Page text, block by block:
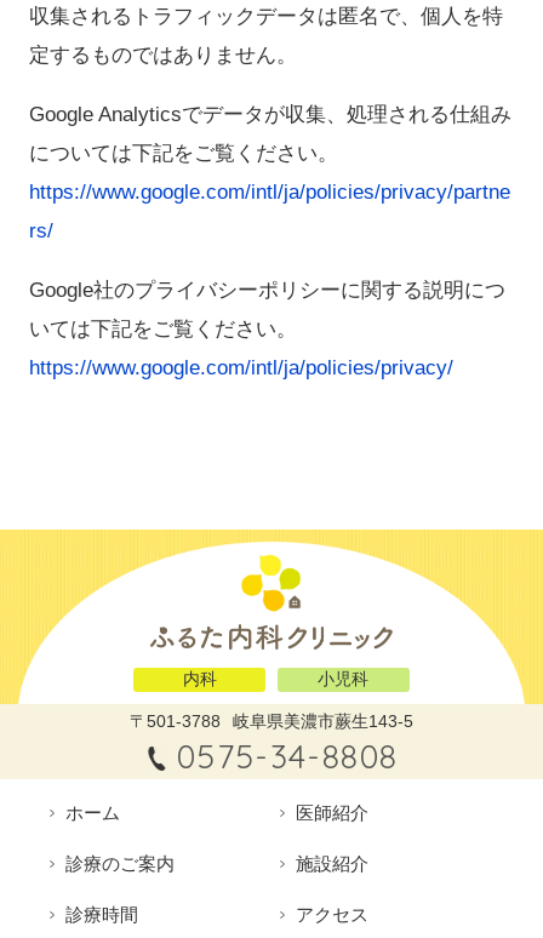
収集されるトラフィックデータは匿名で、個人を特
定するものではありません。
Google Analyticsでデータが収集、処理される仕組み
については下記をご覧ください。
https://www.google.com/intl/ja/policies/privacy/partne
rs/
Google社のプライバシーポリシーに関する説明につ
いては下記をご覧ください。
https://www.google.com/intl/ja/policies/privacy/
内科 小児科
〒501-3788 岐阜県美濃市蕨生143-5
0575-34-8808
ホーム 医師紹介
診療のご案内 施設紹介
診療時間 アクセス